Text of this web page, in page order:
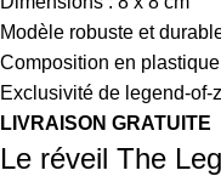
Modèle robuste et
Composition en plastique
Exclusivité de legend-of-
LIVRAISON GRATUITE
Le réveil The